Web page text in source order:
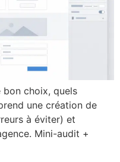
bon choix, quels
une création de
à éviter) et
Mini-audit +